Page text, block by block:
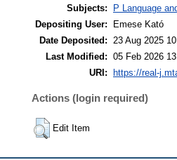
Subjects:
P Language
Depositing User:
Emese Kató
Date Deposited:
23 Aug 2025
Last Modified: 05 Feb 2026
URI:
https://real-
Actions (login required)
Edit Item